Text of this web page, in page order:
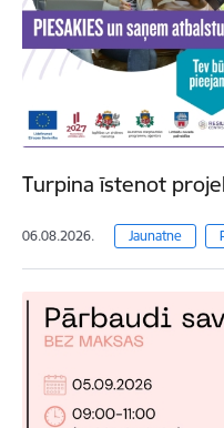
Turpina īstenot
06.08.2026. Jaunatne